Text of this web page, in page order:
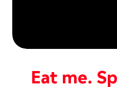
Eat me.